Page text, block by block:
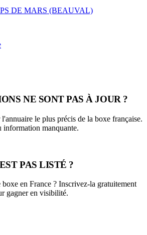
DE MARS (BEAUVAL)
NE SONT PAS À JOUR ?
le plus précis de la boxe française.
information manquante.
PAS LISTÉ ?
boxe en France ? Inscrivez-la gratuitement
gagner en visibilité.